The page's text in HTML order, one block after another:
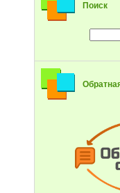
Поиск